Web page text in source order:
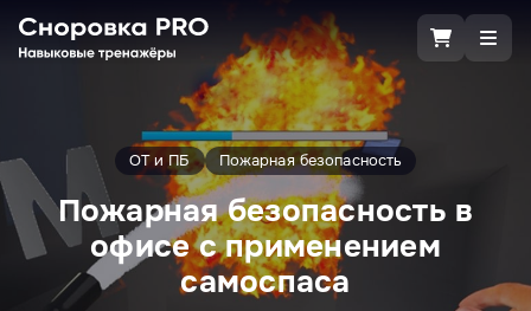
ОТ и ПБ Пожарная безопасность
Пожарная безопасность в
офисе с применением
самоспаса